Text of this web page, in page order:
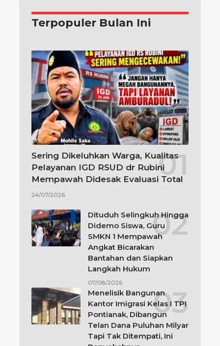
Terpopuler Bulan Ini
Sering Dikeluhkan Warga, Kualitas
Pelayanan IGD RSUD dr Rubini
Mempawah Didesak Evaluasi Total
24/07/2026
Dituduh Selingkuh Hingga
Didemo Siswa, Guru
SMKN 1 Mempawah
Angkat Bicarakan
Bantahan dan Siapkan
Langkah Hukum
07/08/2026
Menelisik Bangunan
Kantor Imigrasi Kelas I TPI
Pontianak, Dibangun
Telan Dana Puluhan Milyar
Tapi Tak Ditempati, Ini